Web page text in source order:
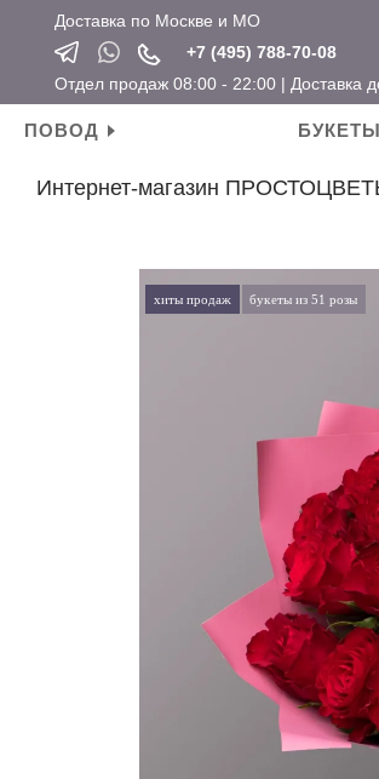
Доставка по Москве и МО
+7 (495) 788-70-08
Отдел продаж 08:00 - 22:00 | Доставка
ПОВОД
Личные поводы
Календарные
Татьянин день
БУКЕТЫ
Ароматические свечи
Новый год
Интернет-магазин
хиты продаж букеты из 51 розы